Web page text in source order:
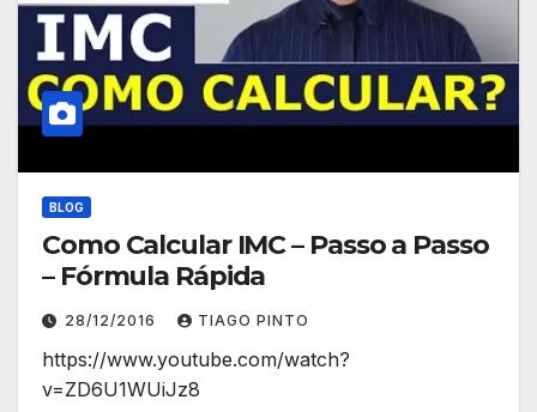
BLOG
Como Calcular IMC – Passo a Passo
– Fórmula Rápida
28/12/2016 TIAGO PINTO
https://www.youtube.com/watch?
v=ZD6U1WUiJz8